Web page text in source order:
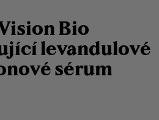
Bio
levandulové
sérum